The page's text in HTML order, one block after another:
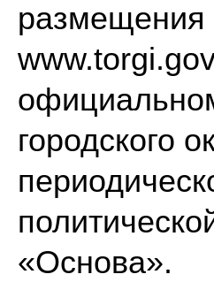
размещения
городского
«Основа».